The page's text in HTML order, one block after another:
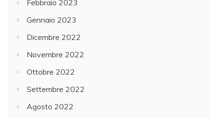
Febbraio 2023
Gennaio 2023
Dicembre 2022
Novembre 2022
Ottobre 2022
Settembre 2022
Agosto 2022